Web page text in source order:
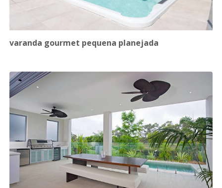
varanda gourmet pequena planejada